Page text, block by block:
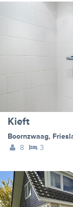
Kieft
Boornzwaag,
8
3